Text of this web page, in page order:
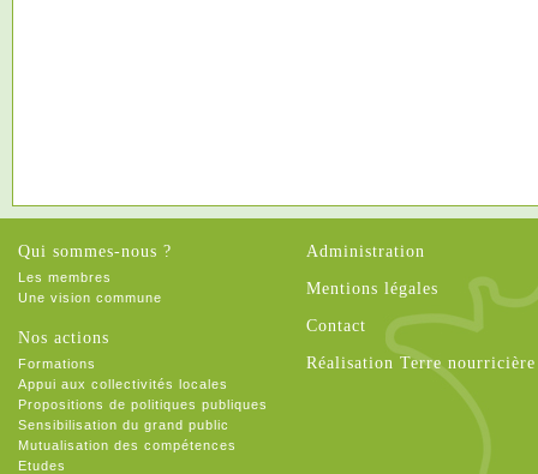
Qui sommes-nous ?
Les membres
Une vision commune
Nos actions
Formations
Appui aux collectivités locales
Propositions de politiques publiques
Sensibilisation du grand public
Mutualisation des compétences
Etudes
Administration
Mentions légales
Contact
Réalisation Terre nourricière